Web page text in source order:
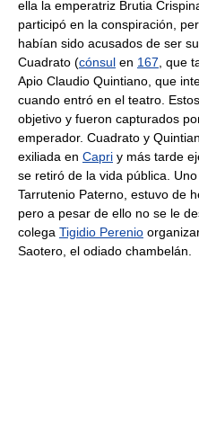
ella la emperatriz Brutia
participó en la conspiración,
habían sido acusados de ser
Cuadrato (cónsul en 167 , que
Apio Claudio Quintiano, que
cuando entró en el teatro.
objetivo y fueron capturados
emperador. Cuadrato y
exiliada en Capri y más tarde
se retiró de la vida pública.
Tarrutenio Paterno, estuvo de
pero a pesar de ello no se le
colega Tigidio Perenio
Saotero, el odiado chambelán.